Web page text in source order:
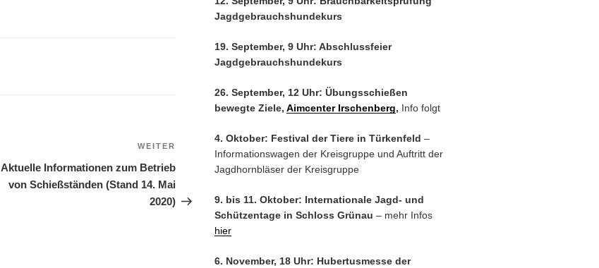
Nächster
Beitrag
WEITER
Aktuelle Informationen zum Betrieb
von Schießständen (Stand 14. Mai
2020)
Jagdgebrauchshundekurs
19. September, 9 Uhr: Abschlussfeier
Jagdgebrauchshundekurs
26. September, 12 Uhr: Übungsschießen
bewegte Ziele, Aimcenter Irschenberg, Info folgt
4. Oktober: Festival der Tiere in Türkenfeld –
Informationswagen der Kreisgruppe und Auftritt der
Jagdhornbläser der Kreisgruppe
9. bis 11. Oktober: Internationale Jagd- und
Schützentage in Schloss Grünau – mehr Infos
hier
6. November, 18 Uhr: Hubertusmesse der